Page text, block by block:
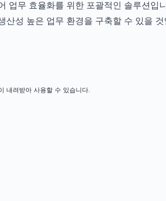
업무 효율화를 위한 포괄적인 솔루션
산성 높은 업무 환경을 구축할 수 있을 것
내려받아 사용할 수 있습니다.